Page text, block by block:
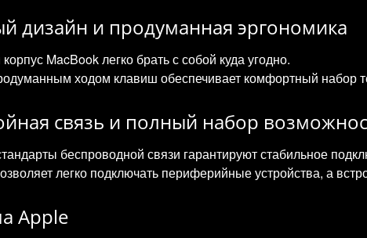
дизайн и продуманная эргономика
MacBook легко брать с собой куда угодно.
ходом клавиш обеспечивает комфортный набор
связь и полный набор
беспроводной связи гарантируют стабильное
легко подключать периферийные устройства, а
Apple